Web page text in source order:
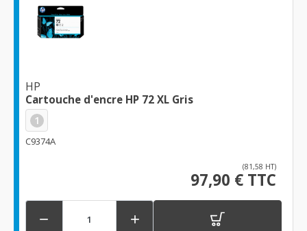
HP
Cartouche d'encre HP 72 XL Gris
1
C9374A
(81,58 HT)
97,90 € TTC
 